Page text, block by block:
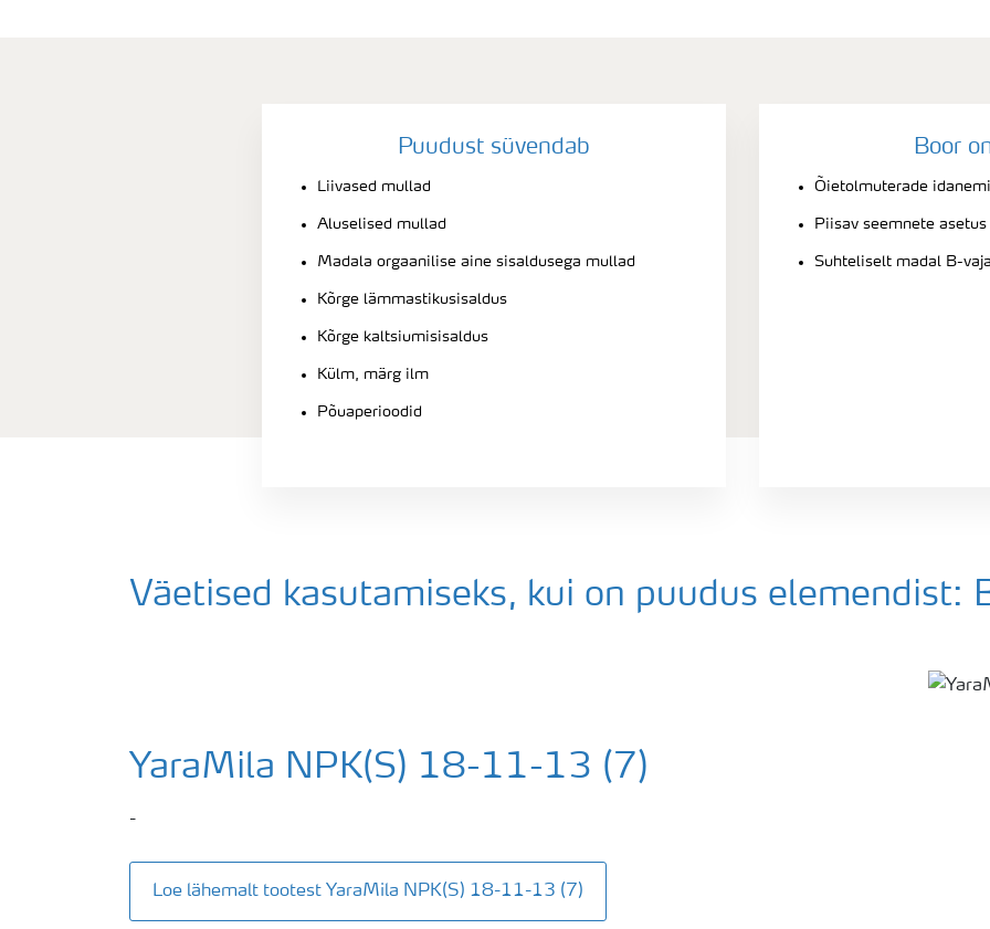
Puudust süvendab
Liivased mullad
Aluselised mullad
Madala orgaanilise aine sisaldusega mullad
Kõrge lämmastikusisaldus
Kõrge kaltsiumisisaldus
Külm, märg ilm
Põuaperioodid
Boor
Õietolmuterade
Piisav seemnete asetus
Suhteliselt madal B-
Väetised kasutamiseks, kui on puudus elemendist:
YaraMila NPK(S) 18-11-13 (7)
-
Loe lähemalt tootest YaraMila NPK(S) 18-11-13 (7)